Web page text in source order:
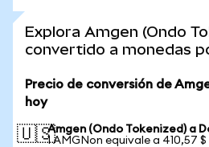
Explora Amgen (Ondo
convertido a monedas
Precio de conversión de
hoy
🇺🇸Amgen (Ondo Tokenized) a
1 AMGNon equivale a 410,57 $